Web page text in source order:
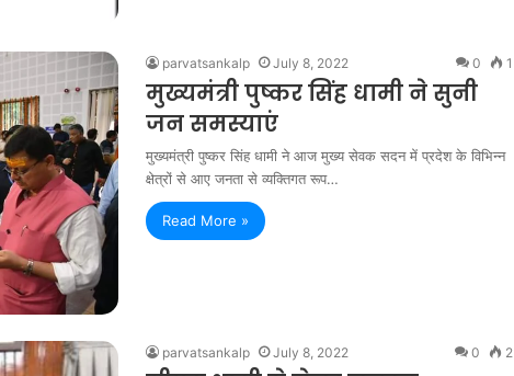
parvatsankalp July 8, 2022 0 1
मुख्यमंत्री पुष्कर सिंह धामी ने सुनी
जन समस्याएं
मुख्यमंत्री पुष्कर सिंह धामी ने आज मुख्य सेवक सदन में प्रदेश के विभिन्न
क्षेत्रों से आए जनता से व्यक्तिगत रूप…
Read More »
parvatsankalp July 8, 2022 0 2